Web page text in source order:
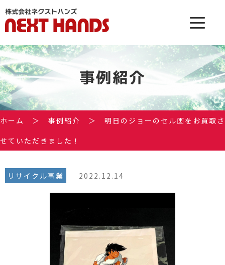
事例紹介
ホーム ＞ 事例紹介 ＞ 明日のジョーのセル画をお買取さ
せていただきました！
リサイクル事業 2022.12.14